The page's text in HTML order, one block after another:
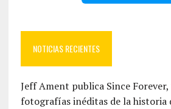
NOTICIAS RECIENTES
Jeff Ament publica Since
fotografías inéditas de la historia